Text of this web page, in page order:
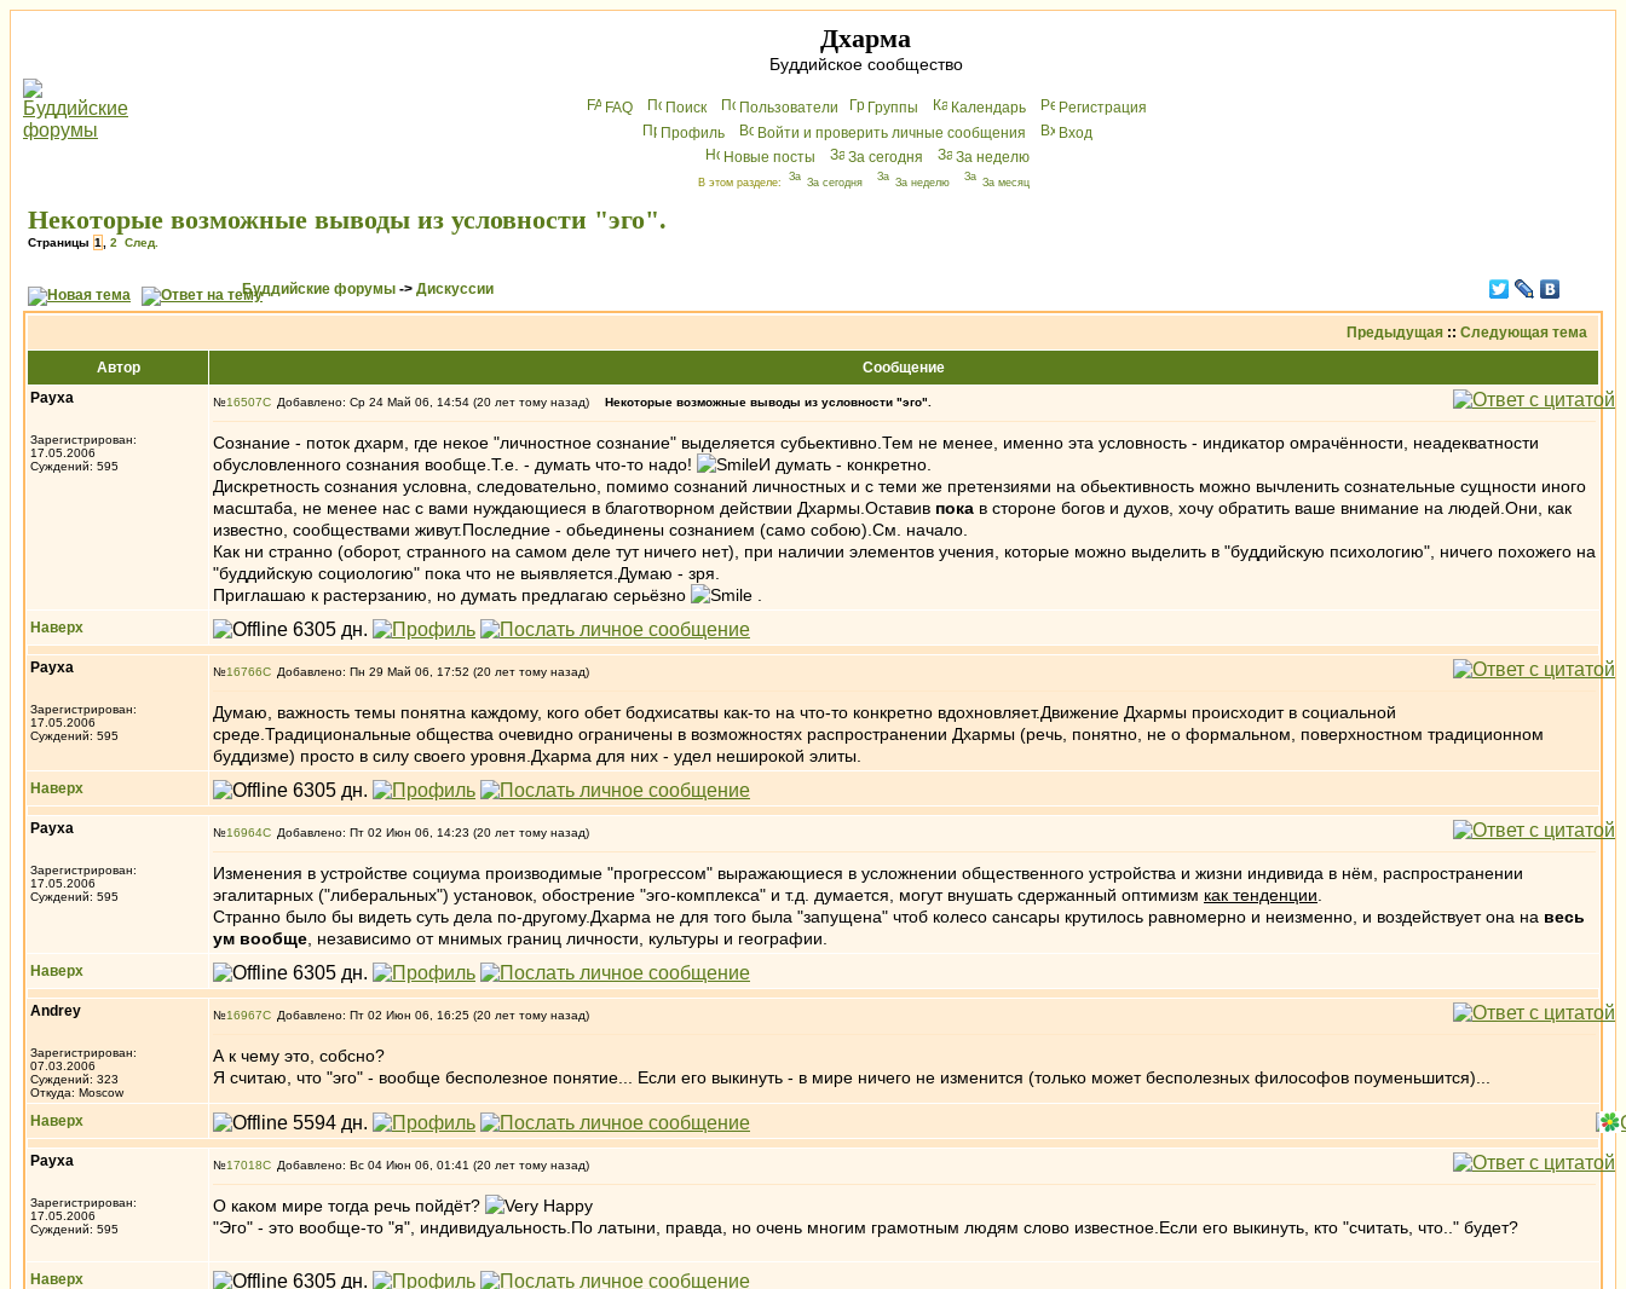
Дхарма
Буддийское сообщество
FAQ Поиск Пользователи Группы Календарь
Peгиcтрaция
Профиль
Войти и проверить личные сообщения
Вхoд
Новые посты
За сегодня За неделю
В этом разделе: За сегодня За неделю За месяц
Некоторые возможные выводы из условности "эго".
Страницы 1 2 След.
Буддийские форумы -> Дискуссии
Предыдущая :: Следующая тема
Автор
Сообщение
Рауха
Зарегистрирован:
17.05.2006
Суждений: 595
№16507 Добавлено: Ср 24 Май 06, 14:54 (20 лет тому назад) Некоторые возможные выводы из условности "эго".
Сознание - поток дхарм, где некое "личностное сознание" выделяется субьективно.Тем не менее, именно эта условность - индикатор омрачённости, неадекватности
обусловленного сознания вообще.Т.е. - думать что-то надо!
И думать - конкретно.
Дискретность сознания условна, следовательно, помимо сознаний личностных и с теми же претензиями на обьективность можно вычленить сознательные сущности иного
масштаба, не менее нас с вами нуждающиеся в благотворном действии Дхармы.Оставив пока в стороне богов и духов, хочу обратить ваше внимание на людей.Они, как
известно, сообществами живут.Последние - обьединены сознанием (само собою).См. начало.
Как ни странно (оборот, странного на самом деле тут ничего нет), при наличии элементов учения, которые можно выделить в "буддийскую психологию", ничего похожего на
"буддийскую социологию" пока что не выявляется.Думаю - зря.
Приглашаю к растерзанию, но думать предлагаю серьёзно
Наверх
Рауха
Зарегистрирован:
17.05.2006
Суждений: 595
№16766 Добавлено: Пн 29 Май 06, 17:52 (20 лет тому назад)
Думаю, важность темы понятна каждому, кого обет бодхисатвы как-то на что-то конкретно вдохновляет.Движение Дхармы происходит в социальной
среде.Традициональные общества очевидно ограничены в возможностях распространении Дхармы (речь, понятно, не о формальном, поверхностном традиционном
буддизме) просто в силу своего уровня.Дхарма для них - удел неширокой элиты.
Наверх
Рауха
Зарегистрирован:
17.05.2006
Суждений: 595
№16964 Добавлено: Пт 02 Июн 06, 14:23 (20 лет тому назад)
Изменения в устройстве социума производимые "прогрессом" выражающиеся в усложнении общественного устройства и жизни индивида в нём, распространении
эгалитарных ("либеральных") установок, обострение "эго-комплекса" и т.д. думается, могут внушать сдержанный оптимизм как тенденции
Странно было бы видеть суть дела по-другому.Дхарма не для того была "запущена" чтоб колесо сансары крутилось равномерно и неизменно, и воздействует она на весь
ум вообще , независимо от мнимых границ личности, культуры и географии.
Наверх
Andrey
Зарегистрирован:
07.03.2006
Суждений: 323
Откуда: Moscow
№16967 Добавлено: Пт 02 Июн 06, 16:25 (20 лет тому назад)
А к чему это, собсно?
Я считаю, что "эго" - вообще бесполезное понятие... Если его выкинуть - в мире ничего не изменится (только может бесполезных философов поуменьшится)...
Наверх
Рауха
Зарегистрирован:
17.05.2006
Суждений: 595
№17018 Добавлено: Вс 04 Июн 06, 01:41 (20 лет тому назад)
О каком мире тогда речь пойдёт?
"Эго" - это вообще-то "я", индивидуальность.По латыни, правда, но очень многим грамотным людям слово известное.Если его выкинуть, кто "считать, что.." будет?
Наверх